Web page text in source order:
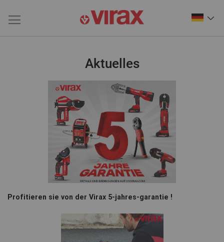
Aktuelles
Profitieren sie von der Virax 5-jahres-garantie !